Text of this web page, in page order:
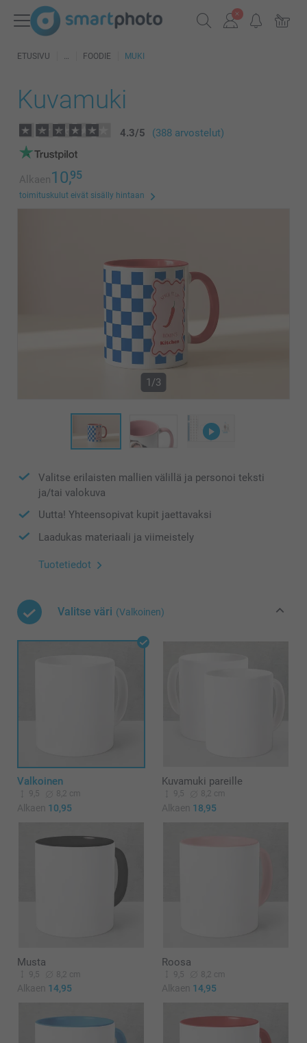
ETUSIVU FOODIE MUKI
Kuvamuki
4.3/5 (388 arvostelut)
Alkaen10,95
toimituskulut eivät sisälly hintaan
1/3
Valitse erilaisten mallien välillä ja personoi teksti
ja/tai valokuva
Uutta! Yhteensopivat kupit jaettavaksi
Laadukas materiaali ja viimeistely
Tuotetiedot
Valitse väri (Valkoinen)
Valkoinen
9,5 8,2 cm
Alkaen 10,95
Kuvamuki pareille
9,5 8,2 cm
Alkaen 18,95
Musta
9,5 8,2 cm
Alkaen 14,95
Roosa
9,5 8,2 cm
Alkaen 14,95